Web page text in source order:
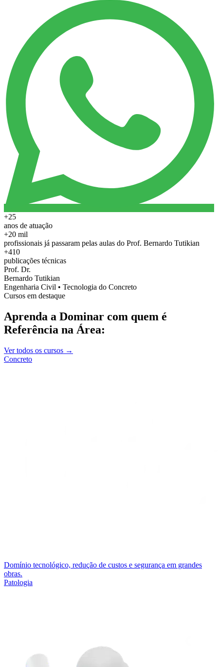
+25
anos de atuação
+20 mil
profissionais já passaram pelas aulas do Prof. Bernardo Tutikian
+410
publicações técnicas
Prof. Dr.
Bernardo Tutikian
Engenharia Civil • Tecnologia do Concreto
Cursos em destaque
Aprenda a Dominar com quem é
Referência na Área:
Ver todos os cursos →
Concreto
Domínio tecnológico, redução de custos e segurança em grandes
obras.
Patologia